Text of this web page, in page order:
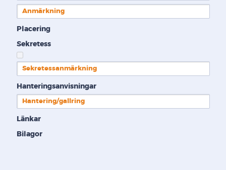
Anmärkning
Placering
Sekretess
Sekretessanmärkning
Hanteringsanvisningar
Hantering/gallring
Länkar
Bilagor